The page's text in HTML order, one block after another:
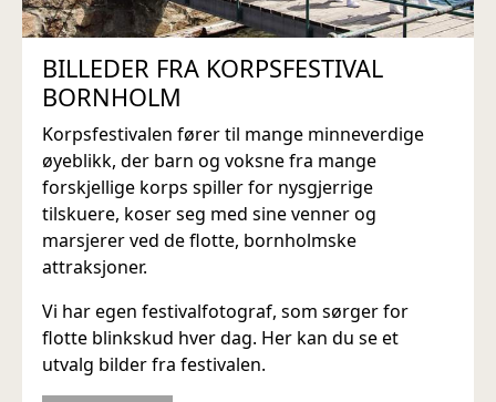
BILLEDER FRA KORPSFESTIVAL
BORNHOLM
Korpsfestivalen fører til mange minneverdige
øyeblikk, der barn og voksne fra mange
forskjellige korps spiller for nysgjerrige
tilskuere, koser seg med sine venner og
marsjerer ved de flotte, bornholmske
attraksjoner.
Vi har egen festivalfotograf, som sørger for
flotte blinkskud hver dag. Her kan du se et
utvalg bilder fra festivalen.